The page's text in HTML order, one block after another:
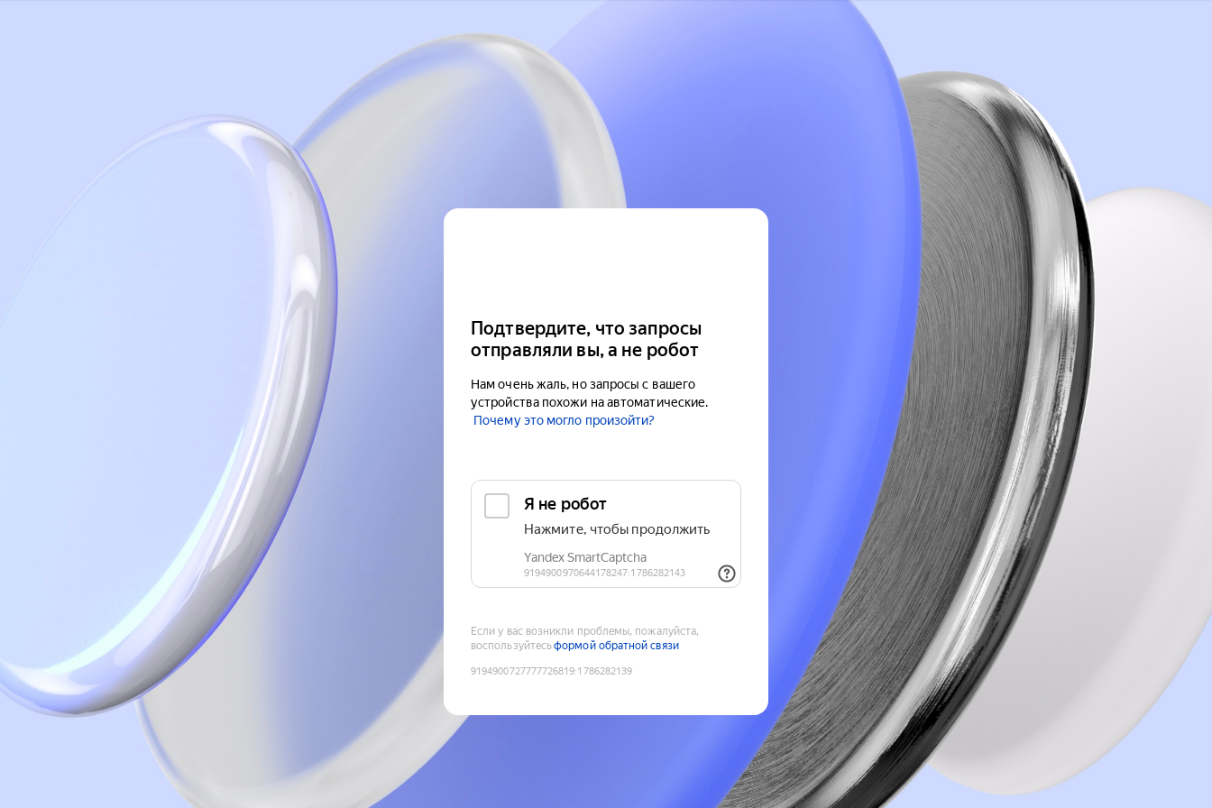
Подтвердите, что запросы
отправляли вы, а не робот
Нам очень жаль, но запросы с вашего
устройства похожи на автоматические.
Почему это могло произойти?
Если у вас возникли проблемы, пожалуйста,
воспользуйтесьформой обратной связи
9194900727777726819:1786282139